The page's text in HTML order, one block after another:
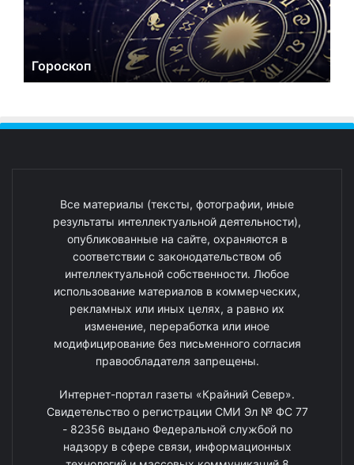
Гороскоп
Все материалы (тексты, фотографии, иные
результаты интеллектуальной деятельности),
опубликованные на сайте, охраняются в
соответствии с законодательством об
интеллектуальной собственности. Любое
использование материалов в коммерческих,
рекламных или иных целях, а равно их
изменение, переработка или иное
модифицирование без письменного согласия
правообладателя запрещены.
Интернет-портал газеты «Крайний Север».
Свидетельство о регистрации СМИ Эл № ФС 77
- 82356 выдано Федеральной службой по
надзору в сфере связи, информационных